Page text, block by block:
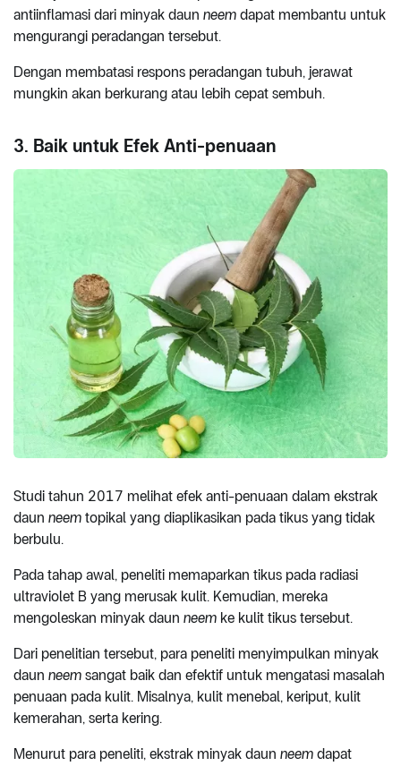
antiinflamasi dari minyak daun neem dapat membantu untuk
mengurangi peradangan tersebut.
Dengan membatasi respons peradangan tubuh, jerawat
mungkin akan berkurang atau lebih cepat sembuh.
3. Baik untuk Efek Anti-penuaan
Studi tahun 2017 melihat efek anti-penuaan dalam ekstrak
daun neem topikal yang diaplikasikan pada tikus yang tidak
berbulu.
Pada tahap awal, peneliti memaparkan tikus pada radiasi
ultraviolet B yang merusak kulit. Kemudian, mereka
mengoleskan minyak daun neem ke kulit tikus tersebut.
Dari penelitian tersebut, para peneliti menyimpulkan minyak
daun neem sangat baik dan efektif untuk mengatasi masalah
penuaan pada kulit. Misalnya, kulit menebal, keriput, kulit
kemerahan, serta kering.
Menurut para peneliti, ekstrak minyak daun neem dapat